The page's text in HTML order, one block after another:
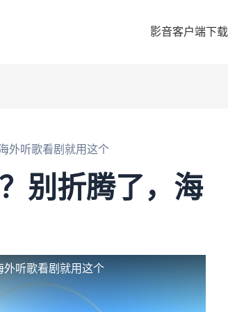
影音客户端下载
外听歌看剧就用这个
别折腾了，海
外听歌看剧就用这个